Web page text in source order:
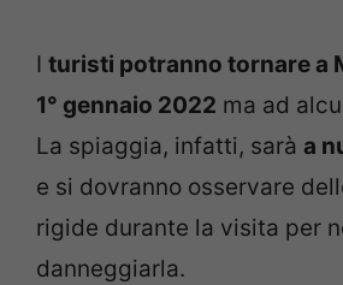
I turisti potranno tornare a
1° gennaio 2022 ma ad
La spiaggia, infatti, sarà a
e si dovranno osservare
rigide durante la visita per
danneggiarla.